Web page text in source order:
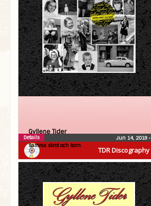
TDR Discography
Gyllene Tider
Samma skrot och korn
Jun 14, 2019 •
Details